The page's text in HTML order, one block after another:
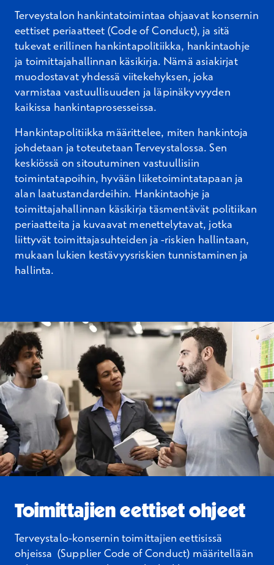
Terveystalon hankintatoimintaa ohjaavat konsernin
eettiset periaatteet (CodeofConduct), ja sitä
tukevaterillinen hankintapolitiikka, hankintaohje
ja toimittajahallinnan käsikirja. Nämä asiakirjat
muodostavat yhdessä viitekehyksen, joka
varmistaa vastuullisuuden ja läpinäkyvyyden
kaikissa hankintaprosesseissa.
Hankintapolitiikka määrittelee, miten hankintoja
johdetaan ja toteutetaan Terveystalossa. Sen
keskiössä on sitoutuminen vastuullisiin
toimintatapoihin, hyvään liiketoimintatapaan ja
alan laatustandardeihin. Hankintaohje ja
toimittajahallinnan käsikirja täsmentävät politiikan
periaatteita ja kuvaavat menettelytavat, jotka
liittyvät toimittajasuhteiden ja -riskien hallintaan,
mukaan lukien kestävyysriskien tunnistaminen ja
hallinta.
Toimittajien eettiset ohjeet
Terveystalo-konsernin toimittajien eettisissä
ohjeissa (Supplier Code ofConduct) määritellään